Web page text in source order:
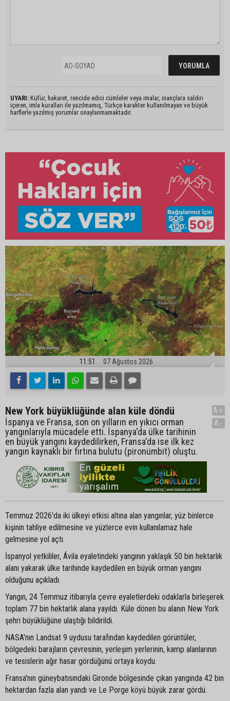
UYARI: Küfür, hakaret, rencide edici cümleler veya imalar, inançlara saldırı
içeren, imla kuralları ile yazılmamış, Türkçe karakter kullanılmayan ve büyük
harflerle yazılmış yorumlar onaylanmamaktadır.
11:51 07 Ağustos 2026
New York büyüklüğünde alan küle döndü
İspanya ve Fransa, son on yılların en yıkıcı orman
yangınlarıyla mücadele etti. İspanya'da ülke tarihinin
en büyük yangını kaydedilirken, Fransa'da ise ilk kez
yangın kaynaklı bir fırtına bulutu (pironümbit) oluştu.
A+
A-
Temmuz 2026'da iki ülkeyi etkisi altına alan yangınlar, yüz binlerce
kişinin tahliye edilmesine ve yüzlerce evin kullanılamaz hale
gelmesine yol açtı.
İspanyol yetkililer, Ávila eyaletindeki yangının yaklaşık 50 bin hektarlık
alanı yakarak ülke tarihinde kaydedilen en büyük orman yangını
olduğunu açıkladı.
Yangın, 24 Temmuz itibarıyla çevre eyaletlerdeki odaklarla birleşerek
toplam 77 bin hektarlık alana yayıldı. Küle dönen bu alanın New York
şehri büyüklüğüne ulaştığı bildirildi.
NASA'nın Landsat 9 uydusu tarafından kaydedilen görüntüler,
bölgedeki barajların çevresinin, yerleşim yerlerinin, kamp alanlarının
ve tesislerin ağır hasar gördüğünü ortaya koydu.
Fransa'nın güneybatısındaki Gironde bölgesinde çıkan yangında 42 bin
hektardan fazla alan yandı ve Le Porge köyü büyük zarar gördü.